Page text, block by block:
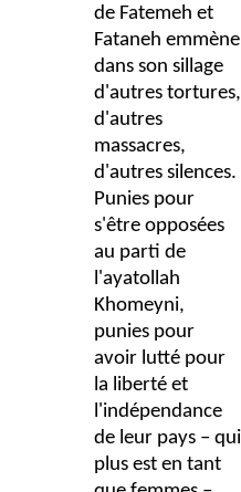
de Fatemeh et
Fataneh emmène
dans son sillage
d'autres tortures,
d'autres
massacres,
d'autres silences.
Punies pour
s'être opposées
au parti de
l'ayatollah
Khomeyni,
punies pour
avoir lutté pour
la liberté et
l'indépendance
de leur pays – qui
plus est en tant